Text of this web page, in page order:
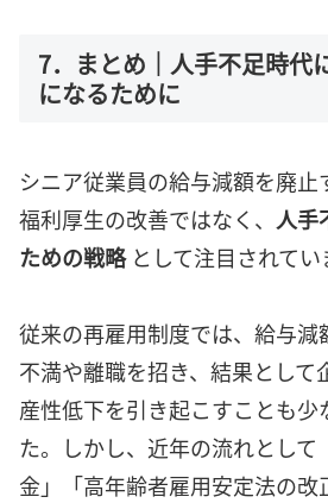
7．まとめ｜人手不足時代
になるために
シニア従業員の給与減額を廃止
福利厚生の改善ではなく、 人手
ための戦略として注目されてい
従来の再雇用制度では、給与減
不満や離職を招き、結果として
産性低下を引き起こすことも少
た。しかし、近年の流れとして
金」「高年齢者雇用安定法の改